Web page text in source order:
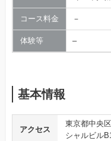
コース料金 －
体験等 –
基本情報
アクセス
東京都中央
シャルビル